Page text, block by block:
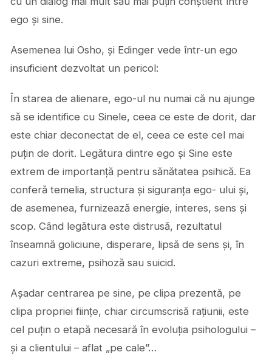
ego și sine.
Asemenea lui Osho, și Edinger vede într-un ego
insuficient dezvoltat un pericol:
În starea de alienare, ego-ul nu numai că nu ajunge
să se identifice cu Sinele, ceea ce este de dorit, dar
este chiar deconectat de el, ceea ce este cel mai
puțin de dorit. Legătura dintre ego și Sine este
extrem de importanță pentru sănătatea psihică. Ea
conferă temelia, structura și siguranța ego- ului și,
de asemenea, furnizează energie, interes, sens și
scop. Când legătura este distrusă, rezultatul
înseamnă goliciune, disperare, lipsă de sens și, în
cazuri extreme, psihoză sau suicid.
Așadar centrarea pe sine, pe clipa prezentă, pe
clipa propriei ființe, chiar circumscrisă rațiunii, este
cel puțin o etapă necesară în evoluția psihologului –
și a clientului – aflat „pe cale”…